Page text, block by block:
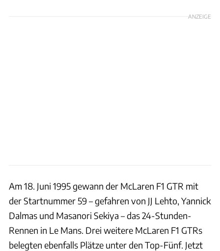
ANZEIGE
Am 18. Juni 1995 gewann der McLaren F1 GTR mit
der Startnummer 59 – gefahren von JJ Lehto, Yannick
Dalmas und Masanori Sekiya – das 24-Stunden-
Rennen in Le Mans. Drei weitere McLaren F1 GTRs
belegten ebenfalls Plätze unter den Top-Fünf. Jetzt